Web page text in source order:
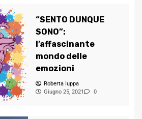
“SENTO DUNQUE
SONO”:
l’affascinante
mondo delle
emozioni
Roberta Iuppa
Giugno 25, 2021
0